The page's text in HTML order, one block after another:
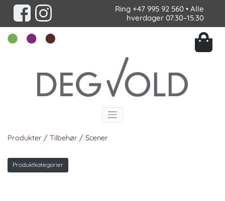
Ring +47 995 92 560 • Alle
hverdager 07.30–15.30
Produkter / Tilbehør / Scener
Produktkategorier